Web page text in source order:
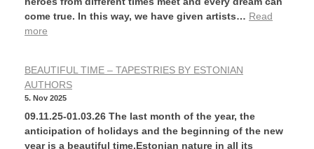
come true. In this way, we have given artists… Read
more
BEAUTIFUL TIME – TAPESTRIES BY ESTONIAN
AUTHORS
5. Nov 2025
09.11.25-01.03.26 The last month of the year, the
anticipation of holidays and the beginning of the new
year is a beautiful time.Estonian nature in all its